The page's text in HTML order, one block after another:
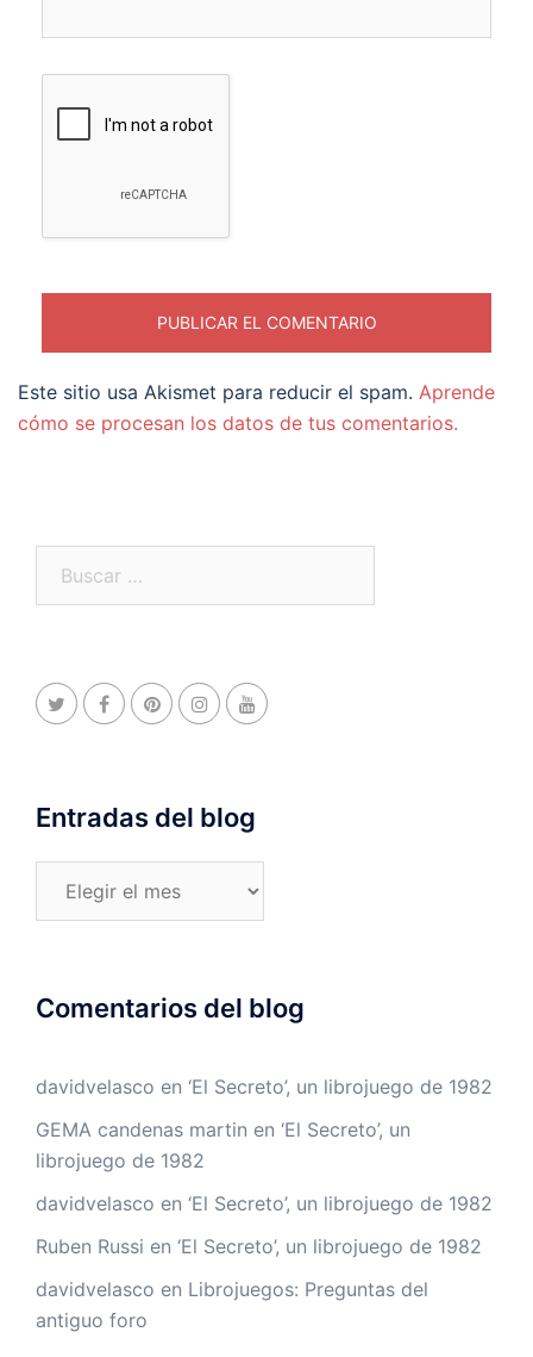
Este sitio usa Akismet para reducir el spam. Aprende
cómo se procesan los datos de tus comentarios.
Entradas del blog
Comentarios del blog
davidvelasco en ‘El Secreto’, un librojuego de 1982
GEMA candenas martin en ‘El Secreto’, un
librojuego de 1982
davidvelasco en ‘El Secreto’, un librojuego de 1982
Ruben Russi en ‘El Secreto’, un librojuego de 1982
davidvelasco en Librojuegos: Preguntas del
antiguo foro